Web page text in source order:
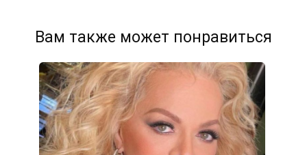
Вам также может понравиться